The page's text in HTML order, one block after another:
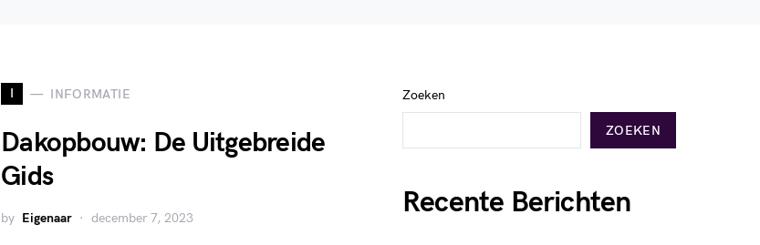
I INFORMATIE
Dakopbouw: De Uitgebreide
Gids
by Eigenaar december 7, 2023
Zoeken
ZOEKEN
Recente Berichten